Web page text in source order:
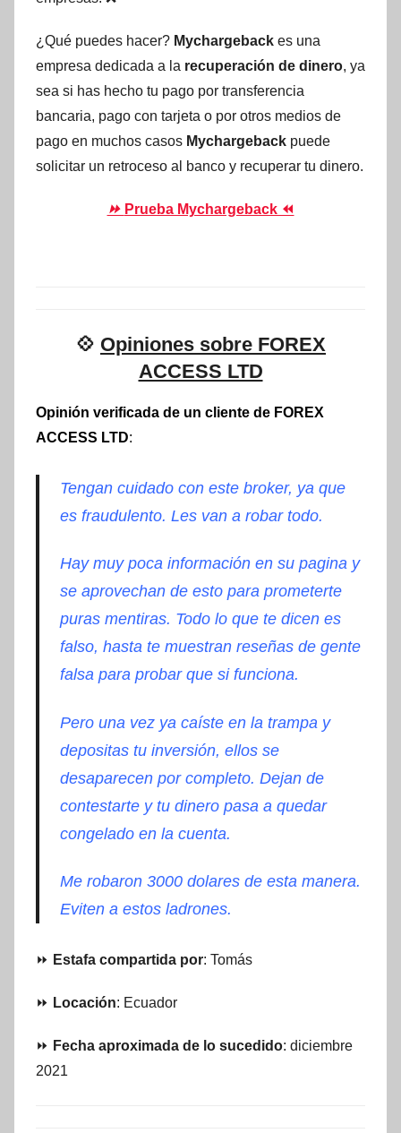
¿Qué puedes hacer? Mychargeback es una
empresa dedicada a la recuperación de dinero, ya
sea si has hecho tu pago por transferencia
bancaria, pago con tarjeta o por otros medios de
pago en muchos casos Mychargeback puede
solicitar un retroceso al banco y recuperar tu dinero.
⏩ Prueba Mychargeback ⏪
💠 Opiniones sobre FOREX
ACCESS LTD
Opinión verificada de un cliente de FOREX
ACCESS LTD:
Tengan cuidado con este broker, ya que
es fraudulento. Les van a robar todo.
Hay muy poca información en su pagina y
se aprovechan de esto para prometerte
puras mentiras. Todo lo que te dicen es
falso, hasta te muestran reseñas de gente
falsa para probar que si funciona.
Pero una vez ya caíste en la trampa y
depositas tu inversión, ellos se
desaparecen por completo. Dejan de
contestarte y tu dinero pasa a quedar
congelado en la cuenta.
Me robaron 3000 dolares de esta manera.
Eviten a estos ladrones.
⏩ Estafa compartida por: Tomás
⏩ Locación: Ecuador
⏩ Fecha aproximada de lo sucedido: diciembre
2021